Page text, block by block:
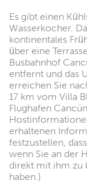
Es gibt einen
Wasserkocher.
kontinentales
über eine
Busbahnhof
entfernt und das
erreichen Sie
17 km vom Villa
Flughafen Cancún.
erhaltenen
festzustellen,
wenn Sie an der
direkt mit ihm zu
haben.)